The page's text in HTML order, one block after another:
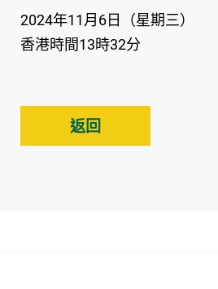
2024年11月6日（星期三）
香港時間13時32分
返回